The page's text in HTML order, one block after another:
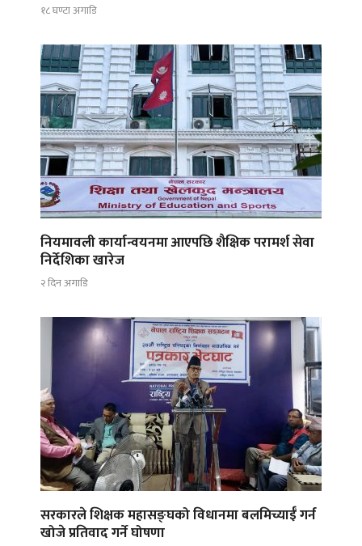
१८ घण्टा अगाडि
नियमावली कार्यान्वयनमा आएपछि शैक्षिक परामर्श सेवा
निर्देशिका खारेज
२ दिन अगाडि
सरकारले शिक्षक महासङ्घको विधानमा बलमिच्याईँ गर्न
खोजे प्रतिवाद गर्ने घोषणा